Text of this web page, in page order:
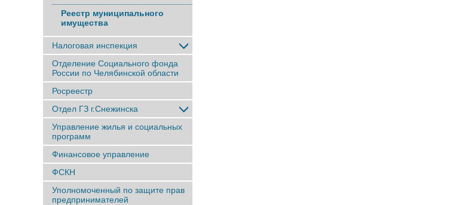
Реестр муниципального
имущества
Налоговая инспекция
Отделение Социального фонда
России по Челябинской области
Росреестр
Отдел ГЗ г.Снежинска
Управление жилья и социальных
программ
Финансовое управление
ФСКН
Уполномоченный по защите прав
предпринимателей